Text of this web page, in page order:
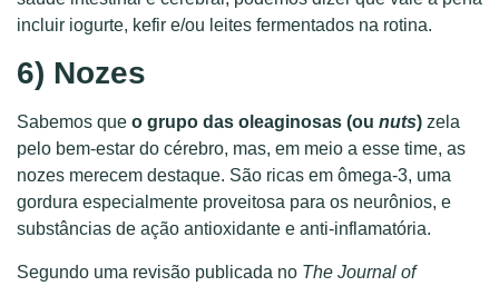
incluir iogurte, kefir e/ou leites fermentados na rotina.
6) Nozes
Sabemos que o grupo das oleaginosas (ou nuts) zela
pelo bem-estar do cérebro, mas, em meio a esse time, as
nozes merecem destaque. São ricas em ômega-3, uma
gordura especialmente proveitosa para os neurônios, e
substâncias de ação antioxidante e anti-inflamatória.
Segundo uma revisão publicada no The Journal of